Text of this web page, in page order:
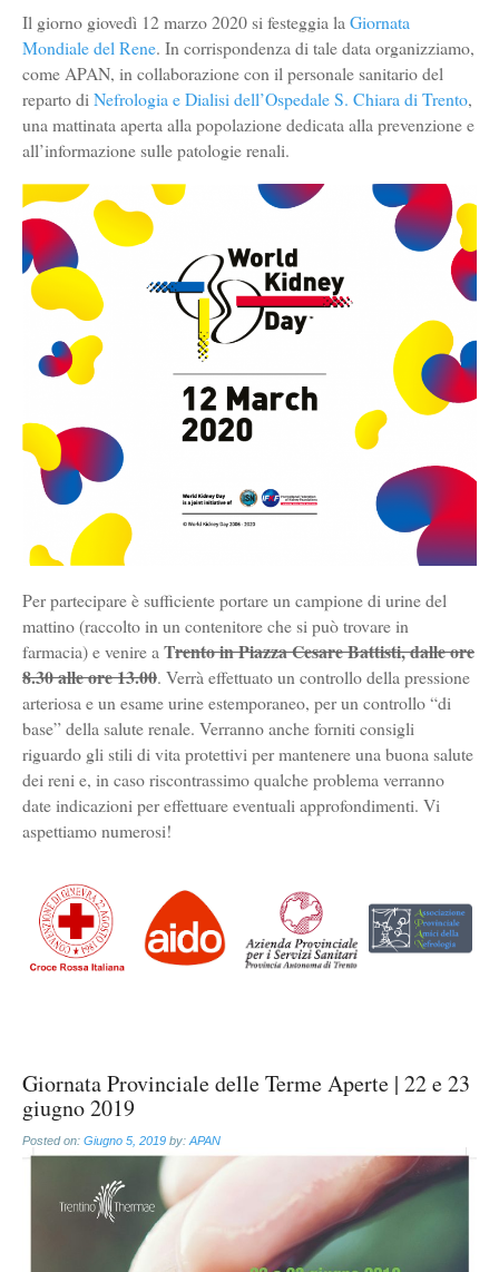
Il giorno giovedì 12 marzo 2020 si festeggia la Giornata
Mondiale del Rene. In corrispondenza di tale data organizziamo,
come APAN, in collaborazione con il personale sanitario del
reparto di Nefrologia e Dialisi dell’Ospedale S. Chiara di Trento,
una mattinata aperta alla popolazione dedicata alla prevenzione e
all’informazione sulle patologie renali.
Per partecipare è sufficiente portare un campione di urine del
mattino (raccolto in un contenitore che si può trovare in
farmacia) e venire aTrento in Piazza Cesare Battisti, dalle ore
8.30 alle ore 13.00. Verrà effettuato un controllo della pressione
arteriosa e un esame urine estemporaneo, per un controllo “di
base” della salute renale. Verranno anche forniti consigli
riguardo gli stili di vita protettivi per mantenere una buona salute
dei reni e, in caso riscontrassimo qualche problema verranno
date indicazioni per effettuare eventuali approfondimenti. Vi
aspettiamo numerosi!
Giornata Provinciale delle Terme Aperte | 22 e 23
giugno 2019
Posted on: Giugno 5, 2019 by: APAN